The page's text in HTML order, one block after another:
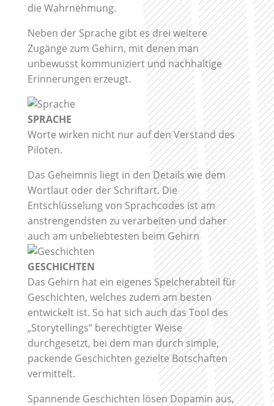
die Wahrnehmung.
Neben der Sprache gibt es drei weitere
Zugänge zum Gehirn, mit denen man
unbewusst kommuniziert und nachhaltige
Erinnerungen erzeugt.
SPRACHE
Worte wirken nicht nur auf den Verstand des
Piloten.
Das Geheimnis liegt in den Details wie dem
Wortlaut oder der Schriftart. Die
Entschlüsselung von Sprachcodes ist am
anstrengendsten zu verarbeiten und daher
auch am unbeliebtesten beim Gehirn
GESCHICHTEN
Das Gehirn hat ein eigenes Speicherabteil für
Geschichten, welches zudem am besten
entwickelt ist. So hat sich auch das Tool des
„Storytellings“ berechtigter Weise
durchgesetzt, bei dem man durch simple,
packende Geschichten gezielte Botschaften
vermittelt.
Spannende Geschichten lösen Dopamin aus,